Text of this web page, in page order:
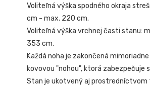
Voliteľná výška spodného okraja
cm - max. 220 cm.
Voliteľná výška vrchnej časti stanu:
353 cm.
Každá noha je zakončená
kovovou "nohou", ktorá zabezpečuje
Stan je ukotvený aj